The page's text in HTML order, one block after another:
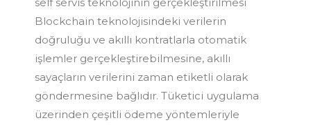
Blockchain teknolojisindeki verilerin
doğruluğu ve akıllı kontratlarla otomatik
işlemler gerçekleştirebilmesine, akıllı
sayaçların verilerini zaman etiketli olarak
göndermesine bağlıdır. Tüketici uygulama
üzerinden çeşitli ödeme yöntemleriyle